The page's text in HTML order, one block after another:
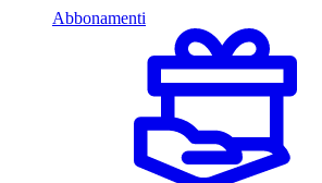
Abbonamenti